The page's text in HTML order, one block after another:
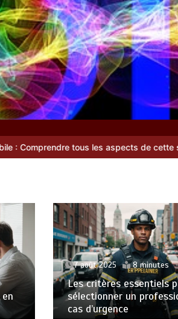
de cette solution de financement
7 août 2025 8 minutes
Les critères essentiels
sélectionner un
cas d’urgence